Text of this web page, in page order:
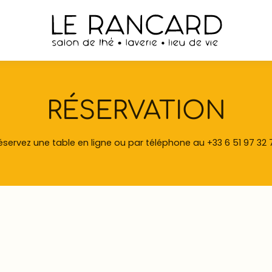
RÉSERVATION
une table en ligne ou par téléphone au +33 6 51 97 32